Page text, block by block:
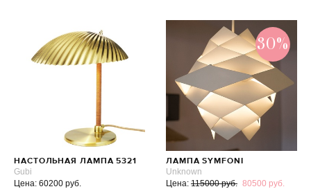
НАСТОЛЬНАЯ ЛАМПА 5321
Gubi
Цена: 60200 руб.
30%
ЛАМПА SYMFONI
Unknown
Цена: 115000 руб. 80500 руб.